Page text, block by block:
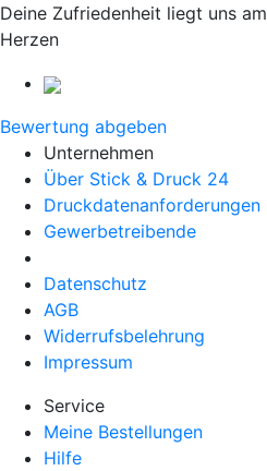
Deine Zufriedenheit liegt uns am
Herzen
Bewertung abgeben
Unternehmen
Über Stick & Druck 24
Druckdatenanforderungen
Gewerbetreibende
Datenschutz
AGB
Widerrufsbelehrung
Impressum
Service
Meine Bestellungen
Hilfe